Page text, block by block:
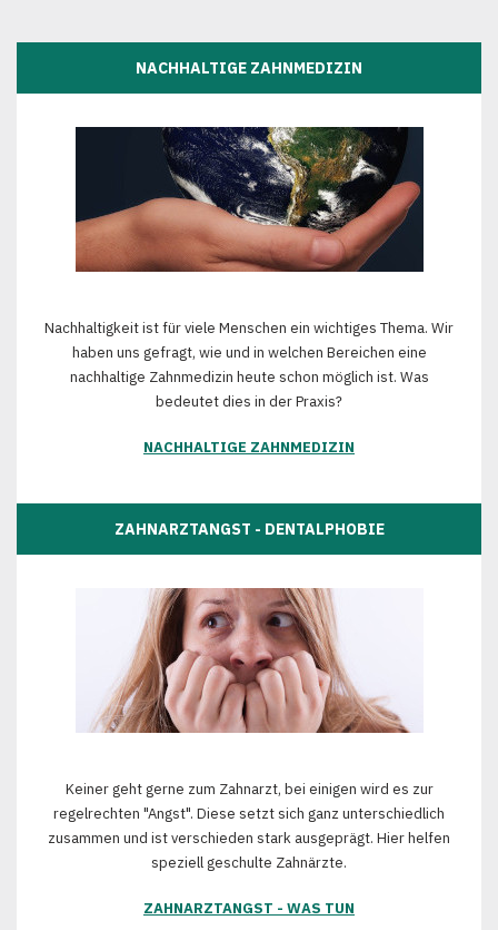
NACHHALTIGE ZAHNMEDIZIN
Nachhaltigkeit ist für viele Menschen ein wichtiges Thema. Wir
haben uns gefragt, wie und in welchen Bereichen eine
nachhaltige Zahnmedizin heute schon möglich ist. Was
bedeutet dies in der Praxis?
NACHHALTIGE ZAHNMEDIZIN
ZAHNARZTANGST - DENTALPHOBIE
Keiner geht gerne zum Zahnarzt, bei einigen wird es zur
regelrechten "Angst". Diese setzt sich ganz unterschiedlich
zusammen und ist verschieden stark ausgeprägt. Hier helfen
speziell geschulte Zahnärzte.
ZAHNARZTANGST - WAS TUN